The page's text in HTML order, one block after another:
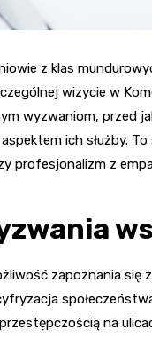
z klas
wizycie w
wyzwaniom, przed
ich służby.
profesjonalizm z
zapoznania
na